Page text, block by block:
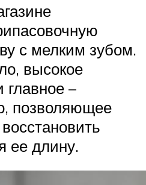
с мелким зубом.
высокое
главное –
позволяющее
ее длину.